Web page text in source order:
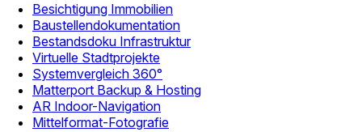
Besichtigung Immobilien
Baustellendokumentation
Bestandsdoku Infrastruktur
Virtuelle Stadtprojekte
Systemvergleich 360°
Matterport Backup & Hosting
AR Indoor-Navigation
Mittelformat-Fotografie